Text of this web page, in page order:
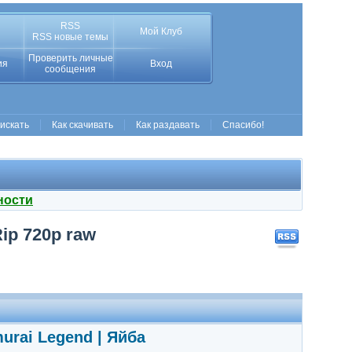
RSS
RSS новые темы
Мой Клуб
Проверить личные
сообщения
Вход
Как скачивать Как раздавать Спасибо!
720p raw
Legend | Яйба